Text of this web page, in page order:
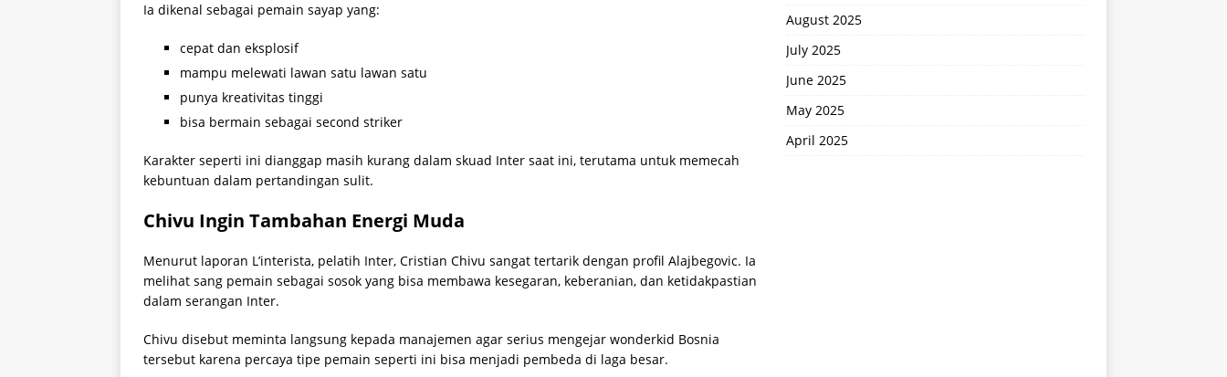
Ia dikenal sebagai pemain sayap yang:
cepat dan eksplosif
mampu melewati lawan satu lawan satu
punya kreativitas tinggi
bisa bermain sebagai second striker
Karakter seperti ini dianggap masih kurang dalam skuad Inter saat ini, terutama untuk memecah
kebuntuan dalam pertandingan sulit.
Chivu Ingin Tambahan Energi Muda
Menurut laporan L’interista, pelatih Inter, Cristian Chivu sangat tertarik dengan profil Alajbegovic. Ia
melihat sang pemain sebagai sosok yang bisa membawa kesegaran, keberanian, dan ketidakpastian
dalam serangan Inter.
Chivu disebut meminta langsung kepada manajemen agar serius mengejar wonderkid Bosnia
tersebut karena percaya tipe pemain seperti ini bisa menjadi pembeda di laga besar.
August 2025
July 2025
June 2025
May 2025
April 2025